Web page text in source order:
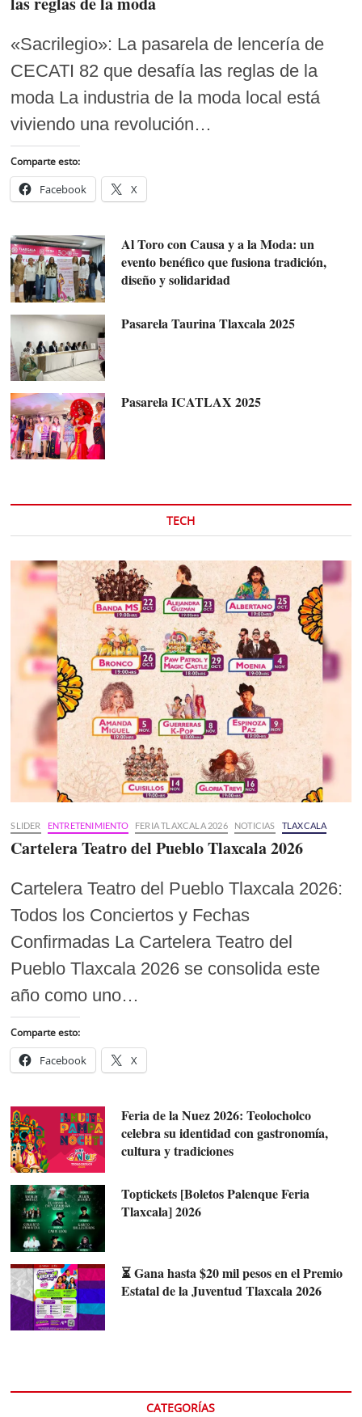
«Sacrilegio»: La pasarela de lencería de
CECATI 82 que desafía las reglas de la
moda La industria de la moda local está
viviendo una revolución…
Comparte esto:
Facebook X
Al Toro con Causa y a la Moda: un
evento benéfico que fusiona tradición,
diseño y solidaridad
Pasarela Taurina Tlaxcala 2025
Pasarela ICATLAX 2025
TECH
SLIDER ENTRETENIMIENTO FERIA TLAXCALA 2026 NOTICIAS TLAXCALA
Cartelera Teatro del Pueblo Tlaxcala 2026
Cartelera Teatro del Pueblo Tlaxcala 2026:
Todos los Conciertos y Fechas
Confirmadas La Cartelera Teatro del
Pueblo Tlaxcala 2026 se consolida este
año como uno…
Comparte esto:
Facebook X
Feria de la Nuez 2026: Teolocholco
celebra su identidad con gastronomía,
cultura y tradiciones
Toptickets [Boletos Palenque Feria
Tlaxcala] 2026
⏳ Gana hasta $20 mil pesos en el Premio
Estatal de la Juventud Tlaxcala 2026
CATEGORÍAS